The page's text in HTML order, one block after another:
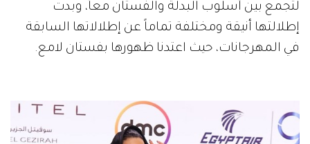
لتجمع بين أسلوب البدلة والفستان معاً، وبدت
إطلالتها أنيقة ومختلفة تماماً عن إطلالاتها السابقة
في المهرجانات، حيث اعتدنا ظهورها بفستان لامع.